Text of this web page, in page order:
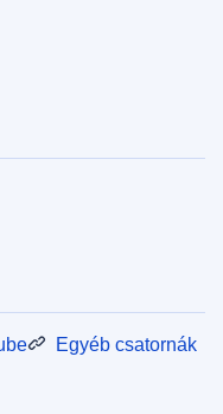
Egyéb csatornák